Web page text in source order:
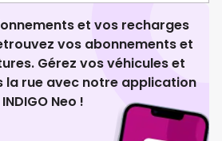
et vos recharges
vos abonnements et
Gérez vos véhicules et
la rue avec notre application
INDIGO Neo !